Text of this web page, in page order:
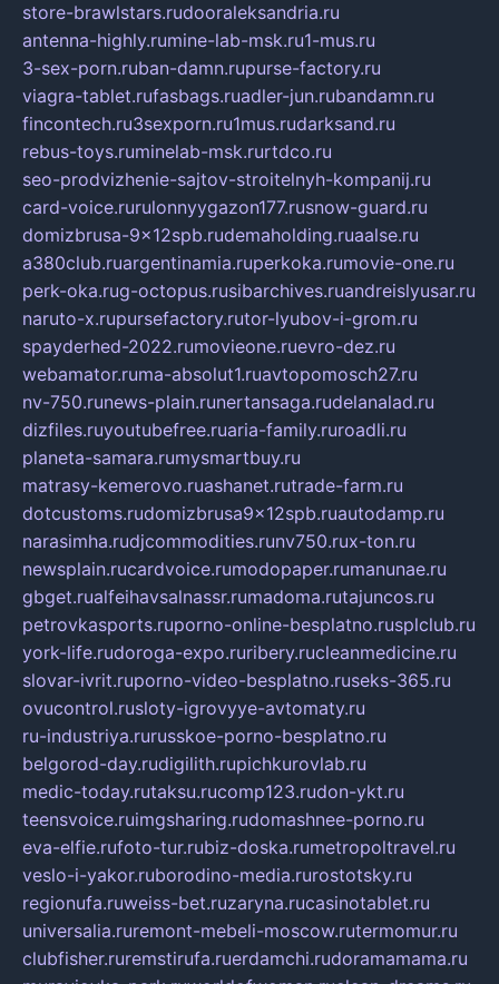
store-brawlstars.rudooraleksandria.ru
antenna-highly.rumine-lab-msk.ru1-mus.ru
3-sex-porn.ruban-damn.rupurse-factory.ru
viagra-tablet.rufasbags.ruadler-jun.rubandamn.ru
fincontech.ru3sexporn.ru1mus.rudarksand.ru
rebus-toys.ruminelab-msk.rurtdco.ru
seo-prodvizhenie-sajtov-stroitelnyh-kompanij.ru
card-voice.rurulonnyygazon177.rusnow-guard.ru
domizbrusa-9x12spb.rudemaholding.ruaalse.ru
a380club.ruargentinamia.ruperkoka.rumovie-one.ru
perk-oka.rug-octopus.rusibarchives.ruandreislyusar.ru
naruto-x.rupursefactory.rutor-lyubov-i-grom.ru
spayderhed-2022.rumovieone.ruevro-dez.ru
webamator.ruma-absolut1.ruavtopomosch27.ru
nv-750.runews-plain.runertansaga.rudelanalad.ru
dizfiles.ruyoutubefree.ruaria-family.ruroadli.ru
planeta-samara.rumysmartbuy.ru
matrasy-kemerovo.ruashanet.rutrade-farm.ru
dotcustoms.rudomizbrusa9x12spb.ruautodamp.ru
narasimha.rudjcommodities.runv750.rux-ton.ru
newsplain.rucardvoice.rumodopaper.rumanunae.ru
gbget.rualfeihavsalnassr.rumadoma.rutajuncos.ru
petrovkasports.ruporno-online-besplatno.rusplclub.ru
york-life.rudoroga-expo.ruribery.rucleanmedicine.ru
slovar-ivrit.ruporno-video-besplatno.ruseks-365.ru
ovucontrol.rusloty-igrovyye-avtomaty.ru
ru-industriya.rurusskoe-porno-besplatno.ru
belgorod-day.rudigilith.rupichkurovlab.ru
medic-today.rutaksu.rucomp123.rudon-ykt.ru
teensvoice.ruimgsharing.rudomashnee-porno.ru
eva-elfie.rufoto-tur.rubiz-doska.rumetropoltravel.ru
veslo-i-yakor.ruborodino-media.rurostotsky.ru
regionufa.ruweiss-bet.ruzaryna.rucasinotablet.ru
universalia.ruremont-mebeli-moscow.rutermomur.ru
clubfisher.ruremstirufa.ruerdamchi.rudoramamama.ru